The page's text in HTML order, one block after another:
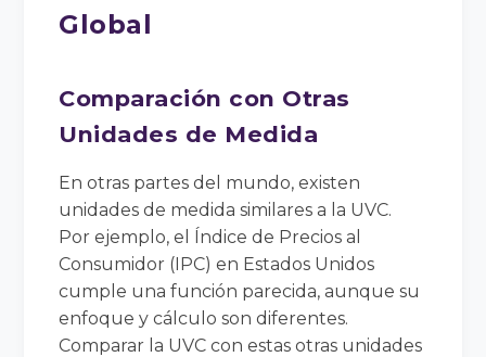
Global
Comparación con Otras
Unidades de Medida
En otras partes del mundo, existen
unidades de medida similares a la UVC.
Por ejemplo, el Índice de Precios al
Consumidor (IPC) en Estados Unidos
cumple una función parecida, aunque su
enfoque y cálculo son diferentes.
Comparar la UVC con estas otras unidades